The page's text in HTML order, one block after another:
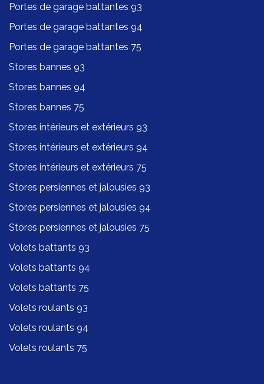
Portes de garage battantes 93
Portes de garage battantes 94
Portes de garage battantes 75
Stores bannes 93
Stores bannes 94
Stores bannes 75
Stores intérieurs et extérieurs 93
Stores intérieurs et extérieurs 94
Stores intérieurs et extérieurs 75
Stores persiennes et jalousies 93
Stores persiennes et jalousies 94
Stores persiennes et jalousies 75
Volets battants 93
Volets battants 94
Volets battants 75
Volets roulants 93
Volets roulants 94
Volets roulants 75